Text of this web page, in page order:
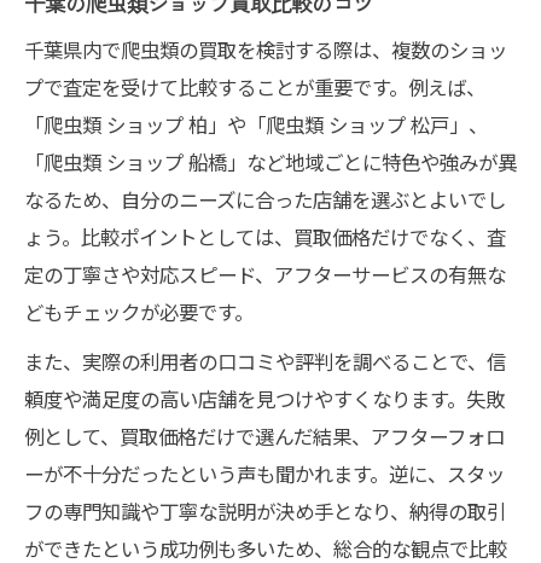
千葉県内で爬虫類の買取を検討する際は、複数のショッ
プで査定を受けて比較することが重要です。例えば、
「爬虫類 ショップ 柏」や「爬虫類 ショップ 松戸」、
「爬虫類 ショップ 船橋」など地域ごとに特色や強みが異
なるため、自分のニーズに合った店舗を選ぶとよいでし
ょう。比較ポイントとしては、買取価格だけでなく、査
定の丁寧さや対応スピード、アフターサービスの有無な
どもチェックが必要です。
また、実際の利用者の口コミや評判を調べることで、信
頼度や満足度の高い店舗を見つけやすくなります。失敗
例として、買取価格だけで選んだ結果、アフターフォロ
ーが不十分だったという声も聞かれます。逆に、スタッ
フの専門知識や丁寧な説明が決め手となり、納得の取引
ができたという成功例も多いため、総合的な観点で比較